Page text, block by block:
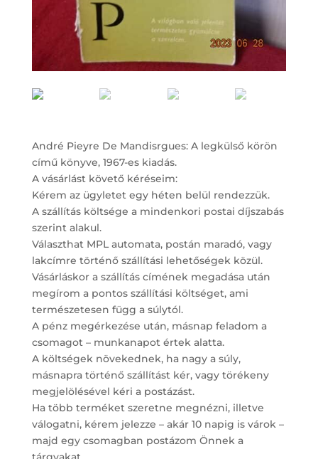
André Pieyre De Mandisrgues: A legkülső körön
című könyve, 1967-es kiadás.
A vásárlást követő kéréseim:
Kérem az ügyletet egy héten belül rendezzük.
A szállítás költsége a mindenkori postai díjszabás
szerint alakul.
Választhat MPL automata, postán maradó, vagy
lakcímre történő szállítási lehetőségek közül.
Vásárláskor a szállítás címének megadása után
megírom a pontos szállítási költséget, ami
természetesen függ a súlytól.
A pénz megérkezése után, másnap feladom a
csomagot – munkanapot értek alatta.
A költségek növekednek, ha nagy a súly,
másnapra történő szállítást kér, vagy törékeny
megjelölésével kéri a postázást.
Ha több terméket szeretne megnézni, illetve
válogatni, kérem jelezze – akár 10 napig is várok –
majd egy csomagban postázom Önnek a